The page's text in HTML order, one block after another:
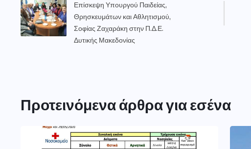
Επίσκεψη Υπουργού Παιδείας,
Θρησκευμάτων και Αθλητισμού,
Σοφίας Ζαχαράκη στην Π.Δ.Ε.
Δυτικής Μακεδονίας
Προτεινόμενα άρθρα για εσένα